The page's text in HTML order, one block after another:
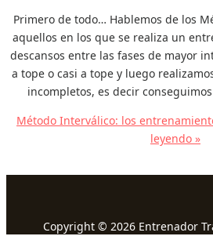
Primero de todo… Hablemos de los
aquellos en los que se realiza un
descansos entre las fases de mayor
a tope o casi a tope y luego
incompletos, es decir
Método Interválico: los
leyendo »
Copyright © 2026 Entrenador